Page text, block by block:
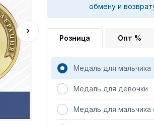
обмену и
Розница Опт %
Медаль для мальчика
Медаль для девочки
Медаль для мальчика